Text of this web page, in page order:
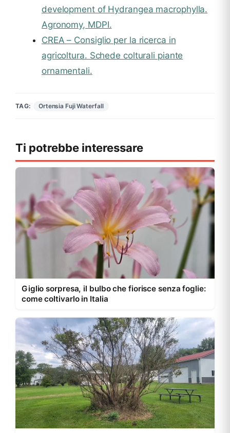
development of Hydrangea macrophylla.
Agronomy, MDPI.
CREA – Consiglio per la ricerca in
agricoltura. Schede colturali piante
ornamentali.
TAG: Ortensia Fuji Waterfall
Ti potrebbe interessare
Giglio sorpresa, il bulbo che fiorisce senza foglie:
come coltivarlo in Italia